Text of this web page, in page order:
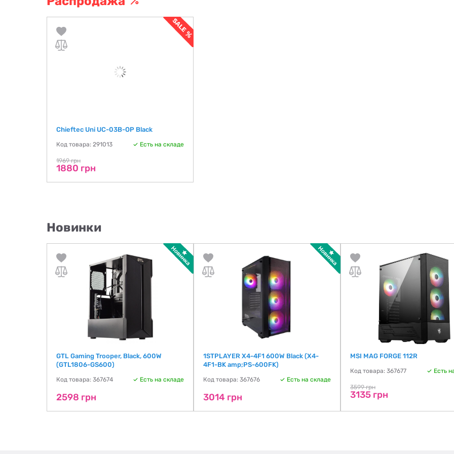
Chieftec Uni UC-03B-OP Black
Код товара: 291013 Есть на складе
1969 грн
1880 грн
Новинки
GTL Gaming Trooper, Black, 600W
(GTL1806-GS600)
Код товара: 367674 Есть на складе
2598 грн
1STPLAYER X4-4F1 600W Black (X4-
4F1-BK amp;PS-600FK)
Код товара: 367676 Есть на складе
3014 грн
MSI MAG FORGE 112R
Код товара: 367677 Есть
3599 грн
3135 грн